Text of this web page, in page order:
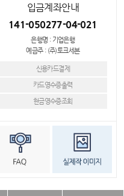
입금계좌안내
141-050277-04-021
은행명 : 기업은행
예금주 : (주)토크세븐
신용카드결제
카드영수증출력
현금영수증조회